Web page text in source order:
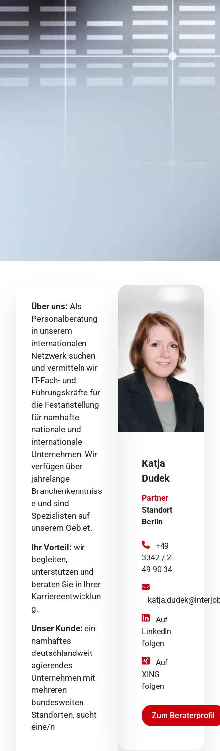
Über uns: Als
Personalberatung
in unserem
internationalen
Netzwerk suchen
und vermitteln wir
IT-Fach- und
Führungskräfte für
die Festanstellung
für namhafte
nationale und
internationale
Unternehmen. Wir
verfügen über
jahrelange
Branchenkenntniss
e und sind
Spezialisten auf
unserem Gebiet.
Ihr Vorteil: wir
begleiten,
unterstützen und
beraten Sie in Ihrer
Karriereentwicklun
g.
Unser Kunde: ein
namhaftes
deutschlandweit
agierendes
Unternehmen mit
mehreren
bundesweiten
Standorten, sucht
eine/n
Katja
Dudek
Partner
Standort
Berlin
+49
3342 / 2
49 90 34
Auf
LinkedIn
folgen
Auf
XING
folgen
Zum Beraterprofil